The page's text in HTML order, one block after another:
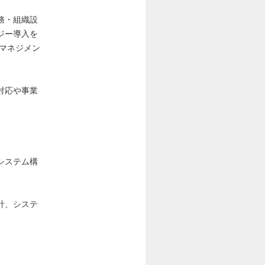
・組織設
ー導入を
ネジメン
応や事業
ステム構
、システ